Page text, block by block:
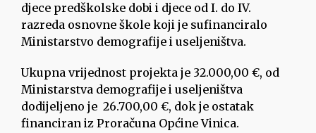
djece predškolske dobi i djece od I. do IV.
razreda osnovne škole koji je sufinanciralo
Ministarstvo demografije i useljeništva.
Ukupna vrijednost projekta je 32.000,00 €, od
Ministarstva demografije i useljeništva
dodijeljeno je 26.700,00 €, dok je ostatak
financiran iz Proračuna Općine Vinica.